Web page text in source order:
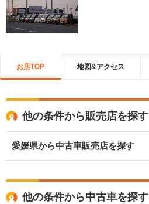
お店TOP 地図&アクセス
他の条件から販売店を探す
愛媛県から中古車販売店を探す
他の条件から中古車を探す